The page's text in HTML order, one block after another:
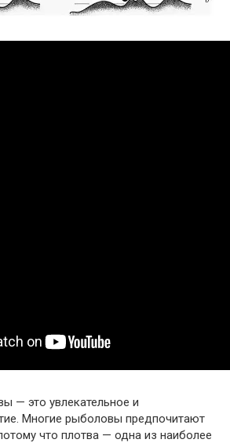
— это увлекательное и
Многие рыболовы предпочитают
что плотва — одна из наиболее